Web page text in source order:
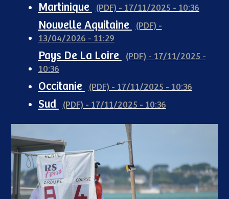
Martinique (PDF) - 17/11/2025 - 10:36
Nouvelle Aquitaine
(PDF) -
13/04/2026 - 11:29
Pays De La Loire
(PDF) - 17/11/2025 -
10:36
Occitanie (PDF) - 17/11/2025 - 10:36
Sud (PDF) - 17/11/2025 - 10:36